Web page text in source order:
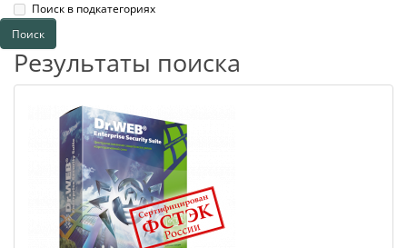
Поиск в подкатегориях
Результаты поиска